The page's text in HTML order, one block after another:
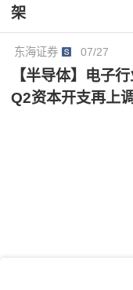
架
东海证券 07/27
【半导体】电子
Q2资本开支再上